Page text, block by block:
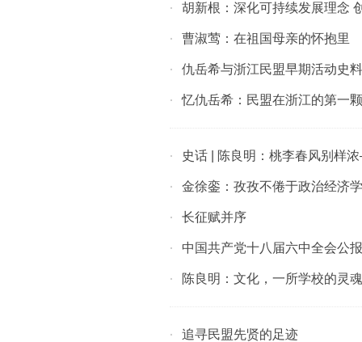
· 胡新根：深化可持续发展理念
· 曹淑莺：在祖国母亲的怀抱里
· 仇岳希与浙江民盟早期活动史
· 忆仇岳希：民盟在浙江的第一
· 史话 | 陈良明：桃李春风别样
· 金徐銮：孜孜不倦于政治经济
· 长征赋并序
· 中国共产党十八届六中全会公
· 陈良明：文化，一所学校的灵魂
· 追寻民盟先贤的足迹